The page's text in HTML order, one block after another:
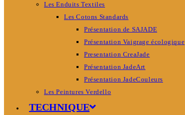
Les Enduits Textiles
Les Cotons Standards
Présentation de SAJADE
Présentation Vaigrage écologique
Presentation CreaJade
Présentation JadeArt
Présentation JadeCouleurs
Les Peintures Verdello
TECHNIQUE